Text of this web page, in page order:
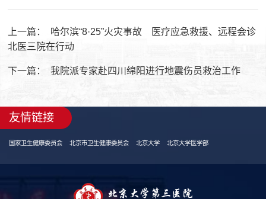
上一篇：
哈尔滨“8·25”火灾事故 医疗应急救援、远程会诊
北医三院在行动
下一篇： 我院派专家赴四川绵阳进行地震伤员救治工作
友情链接
国家卫生健康委员会 北京市卫生健康委员会 北京大学 北京大学医学部